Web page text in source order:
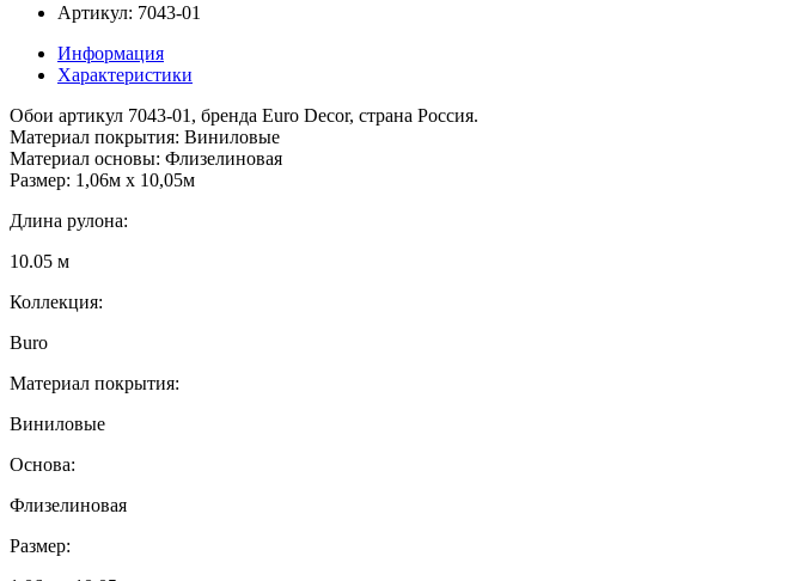
Артикул: 7043-01
Информация
Характеристики
Обои артикул 7043-01, бренда Euro Decor, страна Россия.
Материал покрытия: Виниловые
Материал основы: Флизелиновая
Размер: 1,06м х 10,05м
Длина рулона:
10.05 м
Коллекция:
Buro
Материал покрытия:
Виниловые
Основа:
Флизелиновая
Размер: